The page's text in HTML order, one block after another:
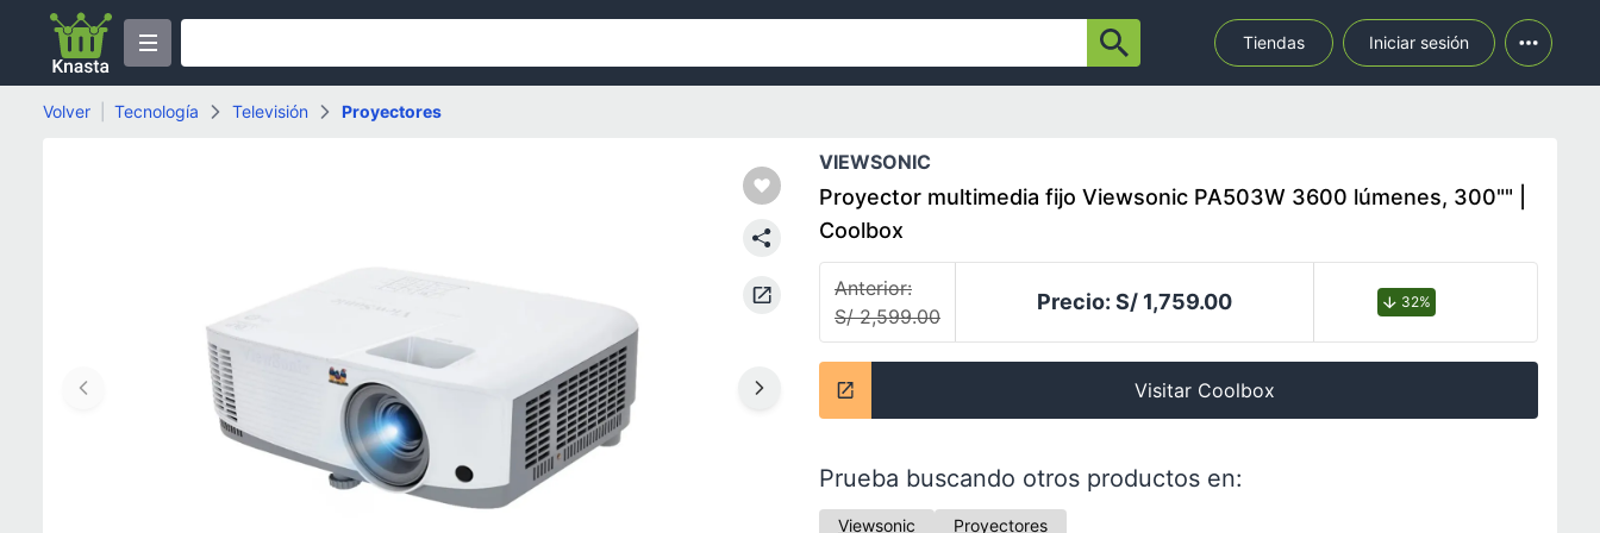
Tiendas Iniciar sesión
Volver Tecnología Televisión Proyectores
VIEWSONIC
Proyector multimedia fijo Viewsonic PA503W 3600 lúmenes, 300"" |
Coolbox
Anterior:
S/ 2,599.00
Precio: S/ 1,759.00 32%
Visitar Coolbox
Prueba buscando otros productos en:
Viewsonic Proyectores